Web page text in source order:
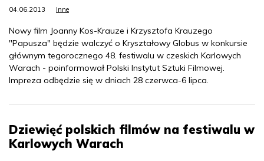
04.06.2013 Inne
Nowy film Joanny Kos-Krauze i Krzysztofa Krauzego
"Papusza" będzie walczyć o Kryształowy Globus w konkursie
głównym tegorocznego 48. festiwalu w czeskich Karlowych
Warach - poinformował Polski Instytut Sztuki Filmowej.
Impreza odbędzie się w dniach 28 czerwca-6 lipca.
Dziewięć polskich filmów na festiwalu w
Karlowych Warach